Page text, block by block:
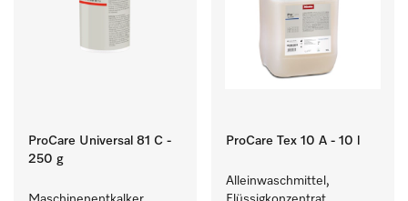
ProCare Universal 81 C -
250 g
ProCare Tex 10 A - 10 l
Alleinwaschmittel,